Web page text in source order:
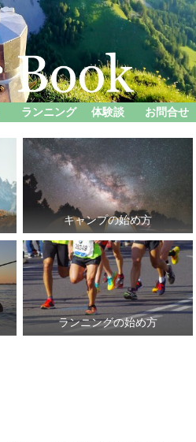
ランニング 体験談 お問合せ
キャンプの始め方
ランニングの始め方